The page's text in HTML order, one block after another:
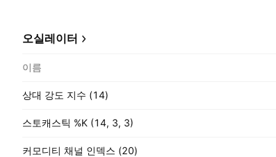
오실레이터
이름
상대 강도 지수 (14)
스토캐스틱 %K (14, 3, 3)
커모디티 채널 인덱스 (20)